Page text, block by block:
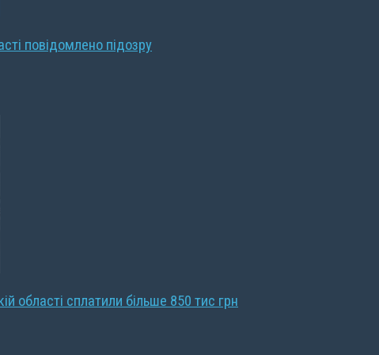
повідомлено підозру
області сплатили більше 850 тис грн